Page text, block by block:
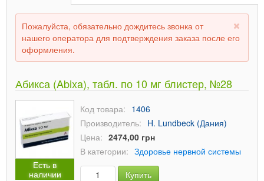
Пожалуйста, обязательно дождитесь звонка от
нашего оператора для подтверждения заказа после его
оформления.
Абикса (Abixa), табл. по 10 мг блистер, №28
Есть в
наличии
Код товара: 1406
Производитель: H. Lundbeck (Дания)
Цена: 2474,00 грн
В категории: Здоровье нервной системы
Купить